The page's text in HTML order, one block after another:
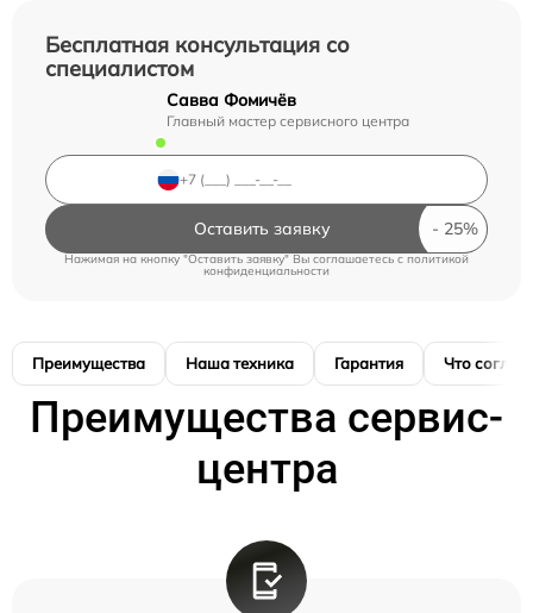
Бесплатная консультация со
специалистом
Савва Фомичёв
Главный мастер сервисного центра
Оставить заявку
Нажимая на кнопку "Оставить заявку" Вы соглашаетесь cполитикой
конфиденциальности
Преимущества Наша техника Гарантия Что
Преимущества сервис-
центра